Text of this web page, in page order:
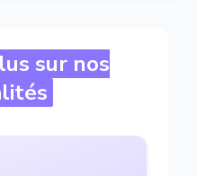
sur nos